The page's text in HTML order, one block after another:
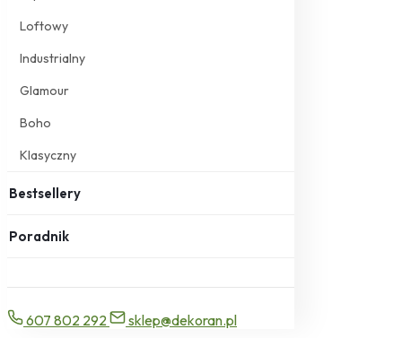
Loftowy
Industrialny
Glamour
Boho
Klasyczny
Bestsellery
Poradnik
607 802 292
sklep@dekoran.pl